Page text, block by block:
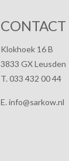
CONTACT
Klokhoek 16 B
3833 GX Leusden
T. 033 432 00 44
E. info@sarkow.nl